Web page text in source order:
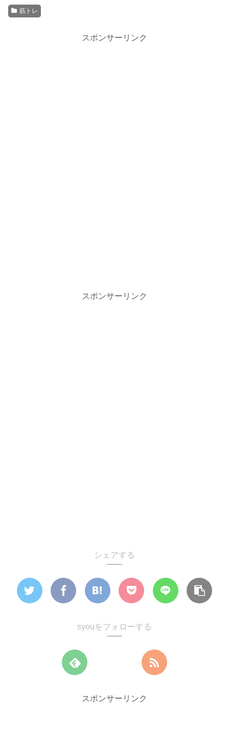
筋トレ
スポンサーリンク
スポンサーリンク
シェアする
syouをフォローする
スポンサーリンク